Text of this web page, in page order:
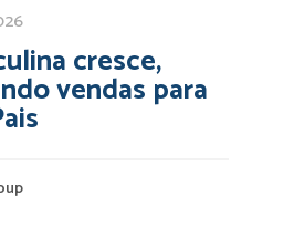
cresce,
vendas para